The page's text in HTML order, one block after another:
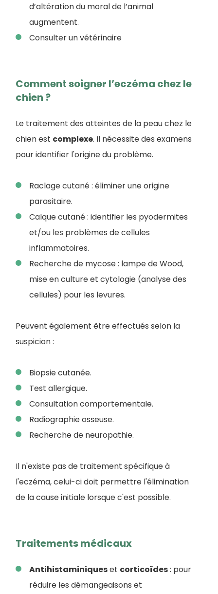
d’altération du moral de l’animal
augmentent.
Consulter un vétérinaire
Comment soigner l’eczéma chez le
chien ?
Le traitement des atteintes de la peau chez le
chien est complexe. Il nécessite des examens
pour identifier l'origine du problème.
Raclage cutané : éliminer une origine
parasitaire.
Calque cutané : identifier les pyodermites
et/ou les problèmes de cellules
inflammatoires.
Recherche de mycose : lampe de Wood,
mise en culture et cytologie (analyse des
cellules) pour les levures.
Peuvent également être effectués selon la
suspicion :
Biopsie cutanée.
Test allergique.
Consultation comportementale.
Radiographie osseuse.
Recherche de neuropathie.
Il n'existe pas de traitement spécifique à
l'eczéma, celui-ci doit permettre l'élimination
de la cause initiale lorsque c'est possible.
Traitements médicaux
Antihistaminiqueset corticoïdes: pour
réduire les démangeaisons et